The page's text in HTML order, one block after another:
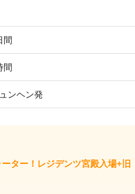
間
間
ンヘン発
ター！レジデンツ宮殿入場+旧